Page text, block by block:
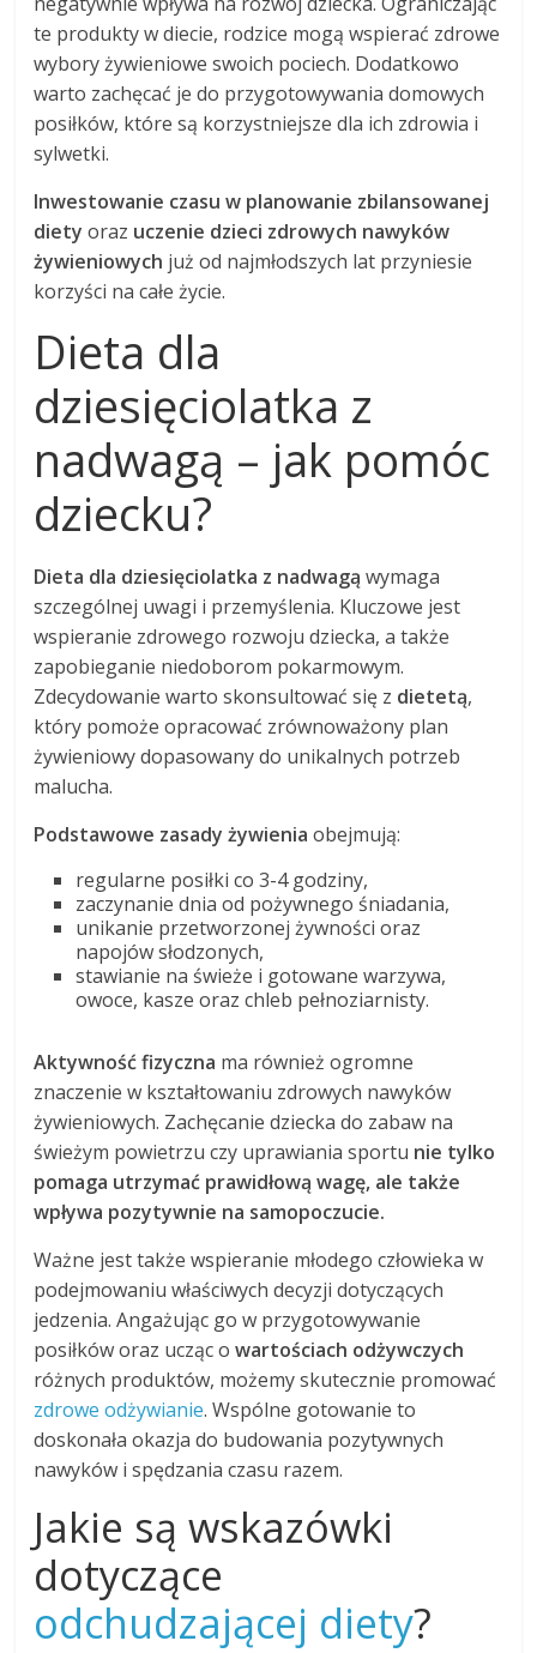
te produkty w diecie, rodzice mogą wspierać zdrowe
wybory żywieniowe swoich pociech. Dodatkowo
warto zachęcać je do przygotowywania domowych
posiłków, które są korzystniejsze dla ich zdrowia i
sylwetki.
Inwestowanie czasu w planowanie zbilansowanej
diety oraz uczenie dzieci zdrowych nawyków
żywieniowych już od najmłodszych lat przyniesie
korzyści na całe życie.
Dieta dla
dziesięciolatka z
nadwagą – jak pomóc
dziecku?
Dieta dla dziesięciolatka z nadwagą wymaga
szczególnej uwagi i przemyślenia. Kluczowe jest
wspieranie zdrowego rozwoju dziecka, a także
zapobieganie niedoborom pokarmowym.
Zdecydowanie warto skonsultować się z dietetą,
który pomoże opracować zrównoważony plan
żywieniowy dopasowany do unikalnych potrzeb
malucha.
Podstawowe zasady żywienia obejmują:
regularne posiłki co 3-4 godziny,
zaczynanie dnia od pożywnego śniadania,
unikanie przetworzonej żywności oraz
napojów słodzonych,
stawianie na świeże i gotowane warzywa,
owoce, kasze oraz chleb pełnoziarnisty.
Aktywność fizyczna ma również ogromne
znaczenie w kształtowaniu zdrowych nawyków
żywieniowych. Zachęcanie dziecka do zabaw na
świeżym powietrzu czy uprawiania sportu nie tylko
pomaga utrzymać prawidłową wagę, ale także
wpływa pozytywnie na samopoczucie.
Ważne jest także wspieranie młodego człowieka w
podejmowaniu właściwych decyzji dotyczących
jedzenia. Angażując go w przygotowywanie
posiłków oraz ucząc owartościach odżywczych
różnych produktów, możemy skutecznie promować
zdrowe odżywianie. Wspólne gotowanie to
doskonała okazja do budowania pozytywnych
nawyków i spędzania czasu razem.
Jakie są wskazówki
dotyczące
odchudzającej diety?